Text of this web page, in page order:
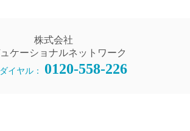
株式会社
ケーショナルネットワーク
イヤル： 0120-558-226